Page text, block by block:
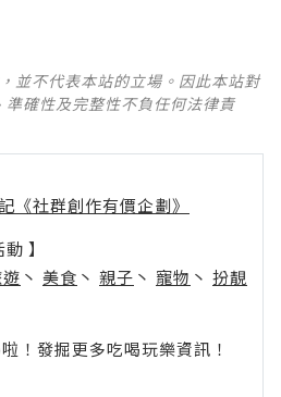
並不代表本站的立場。因此本站對
確性及完整性不負任何法律責
《社群創作有價企劃》
】
丶 美食 丶 親子 丶 寵物 丶 扮靚
！發掘更多吃喝玩樂資訊！